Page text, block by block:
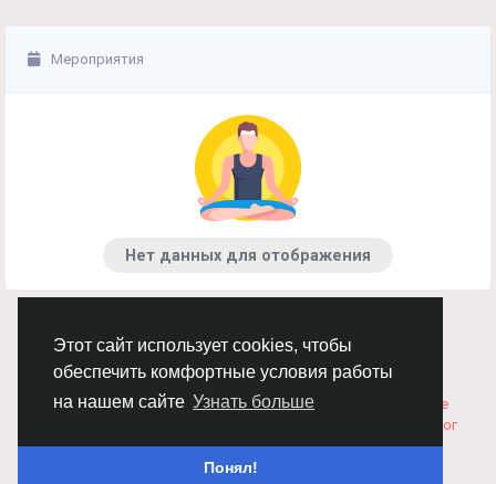
Этот сайт использует cookies, чтобы
обеспечить комфортные условия работы
на нашем сайте Узнать больше
Понял!
Мероприятия
Нет данных для отображения
© 2026 Chimba!
Русский
Правила размещения и покупки товаров
Как добавить
вакансию
Правила размещения статей
Соглашение
Каталог